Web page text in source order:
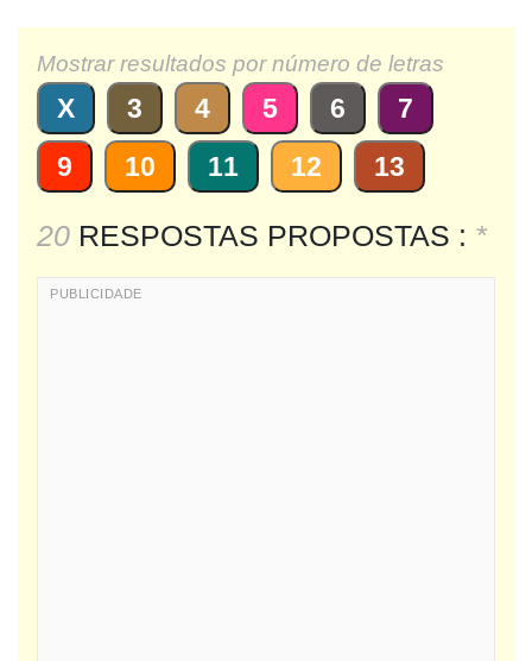
Mostrar resultados por número de letras
X 3 4 5 6
7
9
10 11 12 13
20 RESPOSTAS PROPOSTAS : *